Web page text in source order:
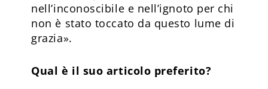
nell’inconoscibile e nell’ignoto per chi
non è stato toccato da questo lume di
grazia».
Qual è il suo articolo preferito?